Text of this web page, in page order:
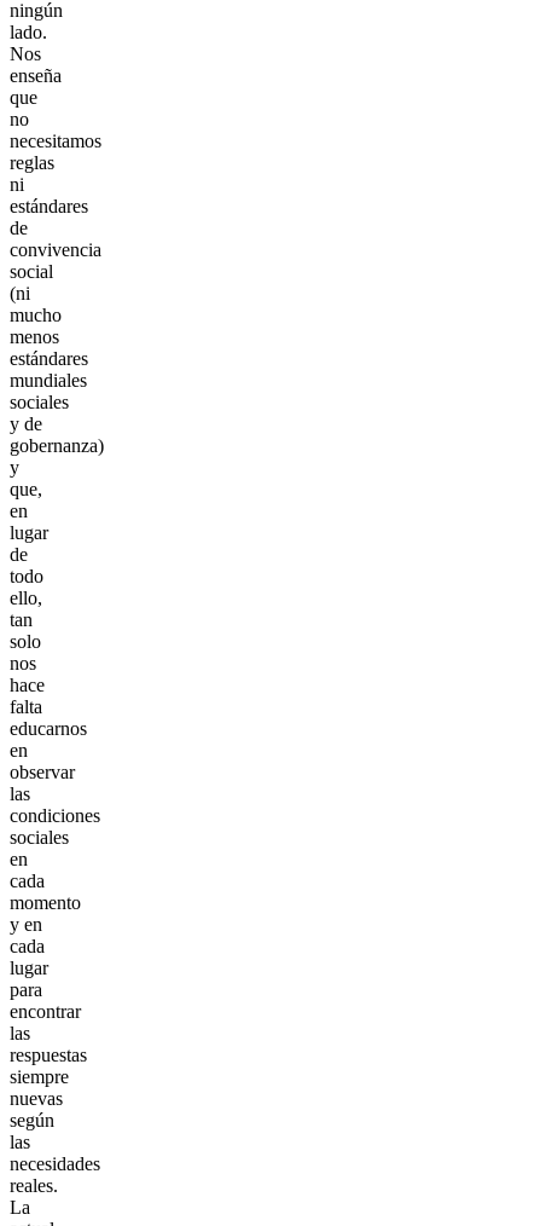
ningún
lado.
Nos
enseña
que
no
necesitamos
reglas
ni
estándares
de
convivencia
social
(ni
mucho
menos
estándares
mundiales
sociales
y de
gobernanza)
y
que,
en
lugar
de
todo
ello,
tan
solo
nos
hace
falta
educarnos
en
observar
las
condiciones
sociales
en
cada
momento
y en
cada
lugar
para
encontrar
las
respuestas
siempre
nuevas
según
las
necesidades
reales.
La